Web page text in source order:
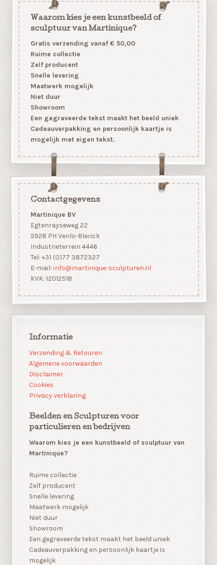
Waarom kies je een kunstbeeld of
sculptuur van Martinique?
Gratis verzending vanaf € 50,00
Ruime collectie
Zelf producent
Snelle levering
Maatwerk mogelijk
Niet duur
Showroom
Een gegraveerde tekst maakt het beeld uniek
Cadeauverpakking en persoonlijk kaartje is
mogelijk met eigen tekst.
Contactgegevens
Martinique BV
Egtenrayseweg 22
5928 PH Venlo-Blerick
Industrieterrein 4446
Tel: +31 (0)77 3872327
E-mail: info@martinique-sculpturen.nl
KVK: 12012518
Informatie
Verzending & Retouren
Algemene voorwaarden
Disclaimer
Cookies
Privacy verklaring
Beelden en Sculpturen voor
particulieren en bedrijven
Waarom kies je een kunstbeeld of sculptuur van
Martinique?
Ruime collectie
Zelf producent
Snelle levering
Maatwerk mogelijk
Niet duur
Showroom
Een gegraveerde tekst maakt het beeld uniek
Cadeauverpakking en persoonlijk kaartje is
mogelijk